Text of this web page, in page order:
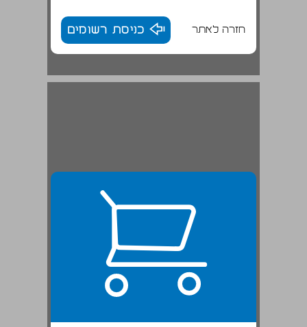
חזרה לאתר כניסת רשומים